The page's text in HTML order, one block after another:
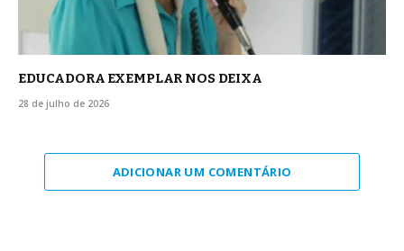
EDUCADORA EXEMPLAR NOS DEIXA
28 de julho de 2026
ADICIONAR UM COMENTÁRIO